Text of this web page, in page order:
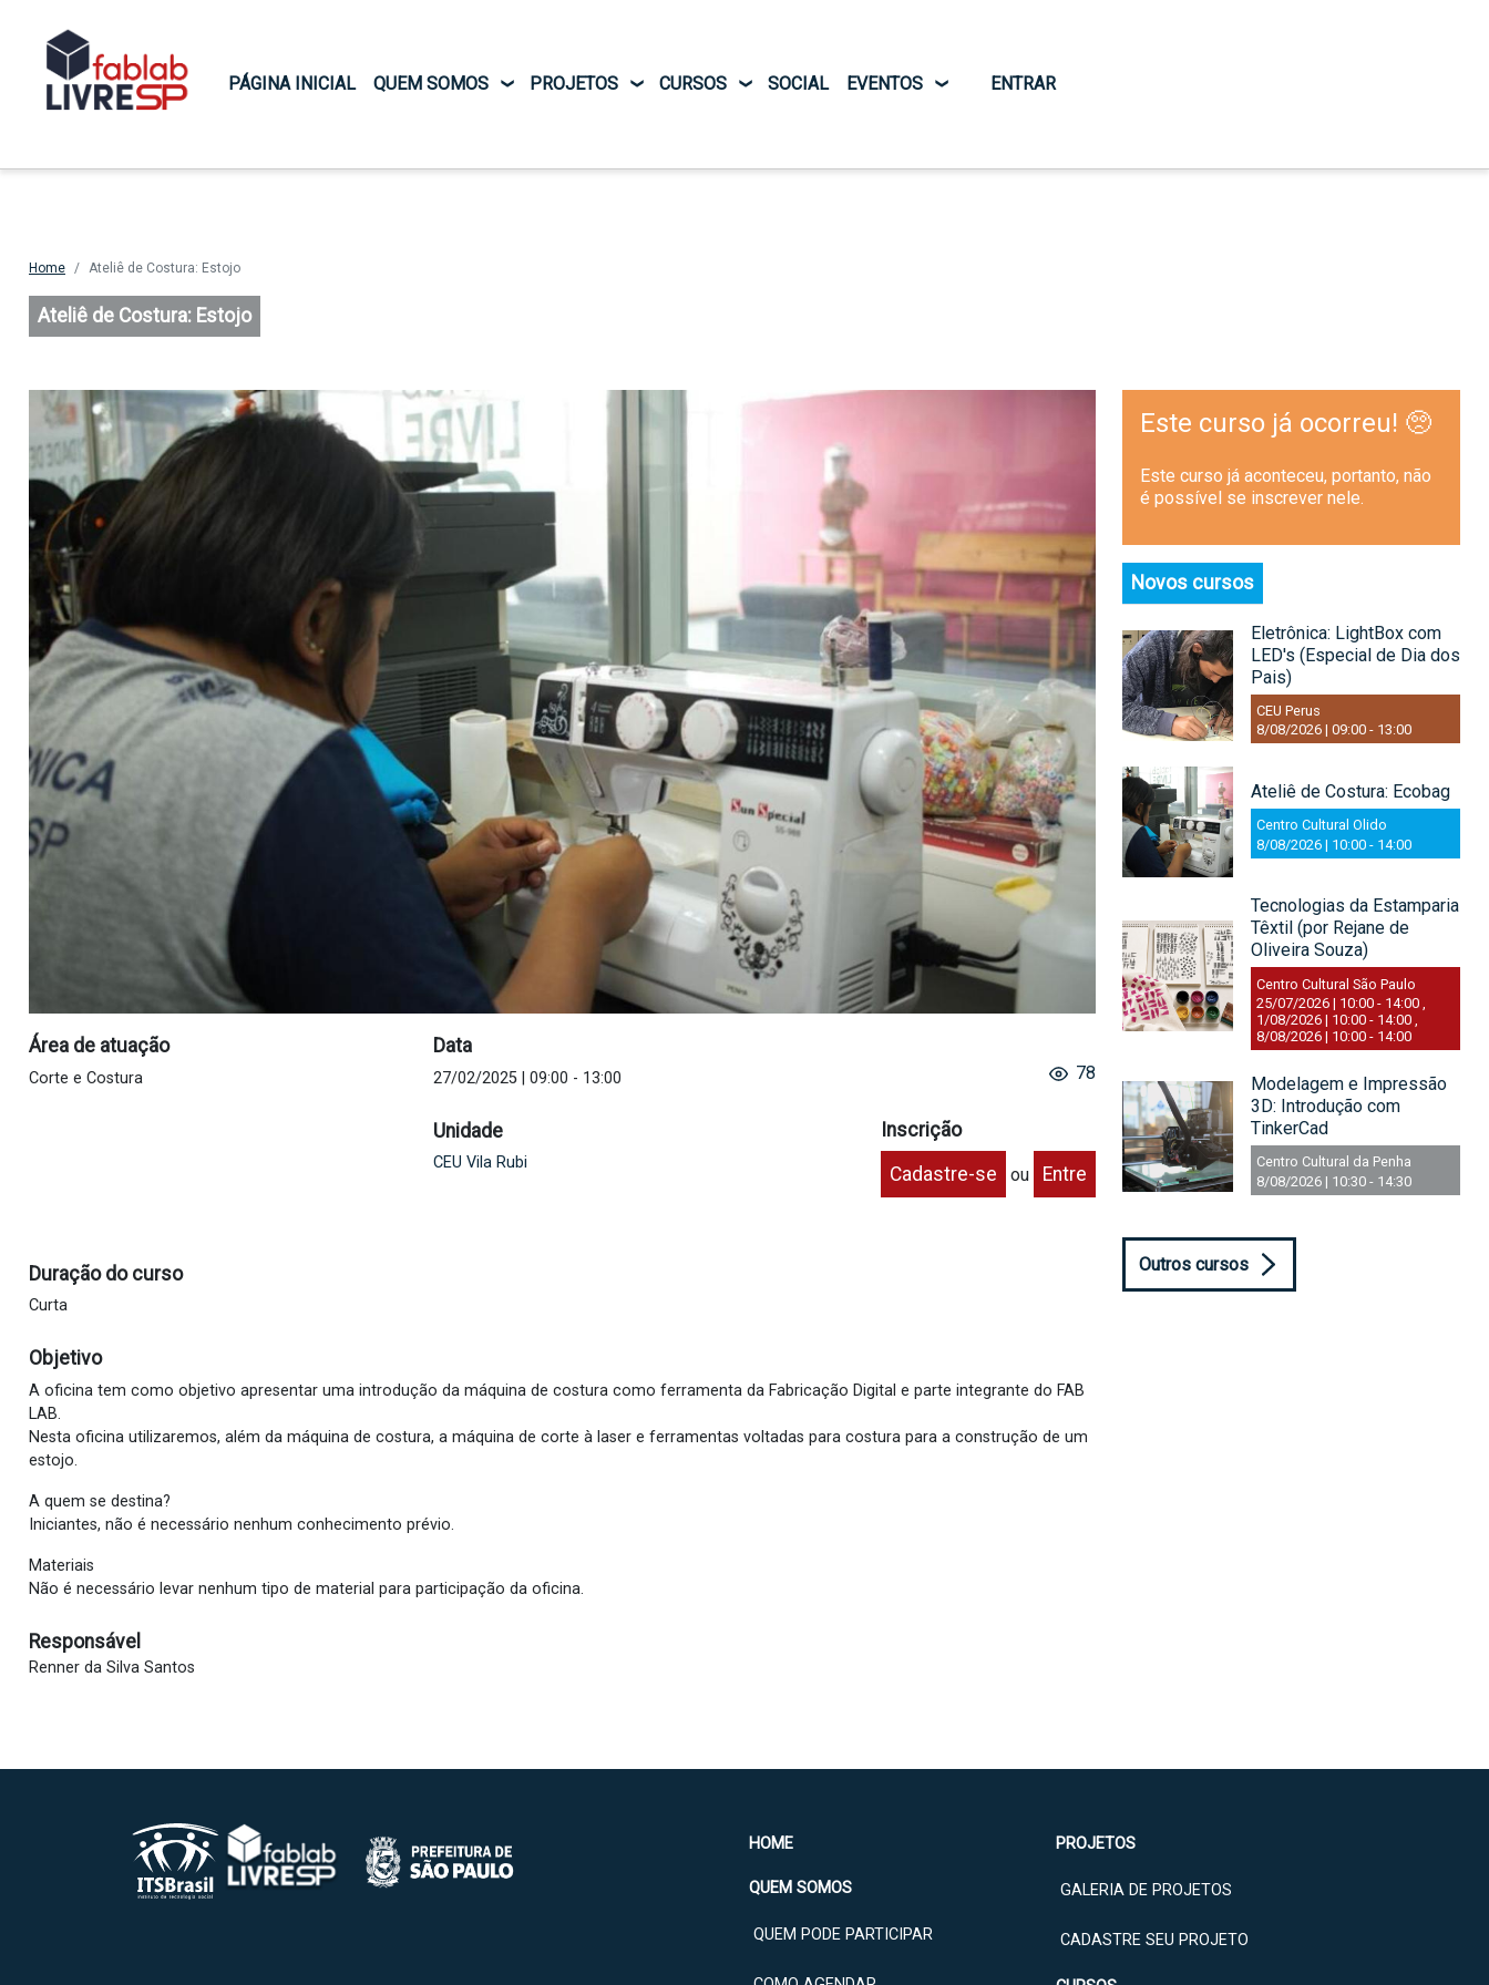
Main navigation
PÁGINA INICIAL QUEM SOMOS PROJETOS CURSOS SOCIAL EVENTOS ENTRAR
Home Ateliê de Costura: Estojo
Ateliê de Costura: Estojo
Área de atuação
Corte e Costura
Data
27/02/2025 | 09:00 - 13:00
Unidade
CEU Vila Rubi
Inscrição
Cadastre-se
ou Entre
78
Duração do curso
Curta
Objetivo
A oficina tem como objetivo apresentar uma introdução da máquina de costura como ferramenta da Fabricação Digital e parte integrante do FAB
LAB.
Nesta oficina utilizaremos, além da máquina de costura, a máquina de corte à laser e ferramentas voltadas para costura para a construção de um
estojo.
A quem se destina?
Iniciantes, não é necessário nenhum conhecimento prévio.
Materiais
Não é necessário levar nenhum tipo de material para participação da oficina.
Responsável
Renner da Silva Santos
Este curso já ocorreu! 🥺
Este curso já aconteceu, portanto, não
é possível se inscrever nele.
Novos cursos
Eletrônica: LightBox com
LED's (Especial de Dia dos
Pais)
CEU Perus
8/08/2026 | 09:00 - 13:00
Ateliê de Costura: Ecobag
Centro Cultural Olido
8/08/2026 | 10:00 - 14:00
Tecnologias da Estamparia
Têxtil (por Rejane de
Oliveira Souza)
Centro Cultural São Paulo
25/07/2026 | 10:00 - 14:00 ,
1/08/2026 | 10:00 - 14:00 ,
8/08/2026 | 10:00 - 14:00
Modelagem e Impressão
3D: Introdução com
TinkerCad
Centro Cultural da Penha
8/08/2026 | 10:30 - 14:30
Outros cursos
HOME
QUEM SOMOS
QUEM PODE PARTICIPAR
PROJETOS
GALERIA DE PROJETOS
CADASTRE SEU PROJETO